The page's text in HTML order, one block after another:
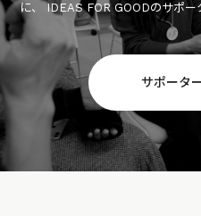
に、 IDEAS FOR GOODのサポー
サポータ